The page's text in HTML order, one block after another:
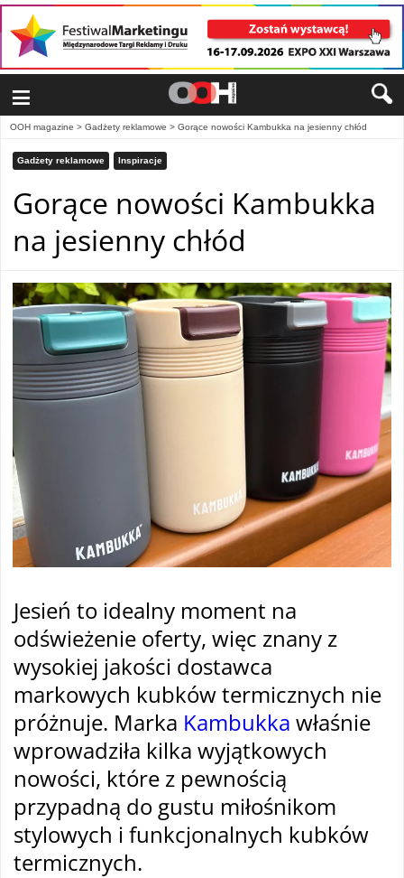
≡
OOH magazine > Gadżety reklamowe > Gorące nowości Kambukka na jesienny chłód
Gadżety reklamowe Inspiracje
Gorące nowości Kambukka
na jesienny chłód
Jesień to idealny moment na
odświeżenie oferty, więc znany z
wysokiej jakości dostawca
markowych kubków termicznych nie
próżnuje. Marka Kambukka właśnie
wprowadziła kilka wyjątkowych
nowości, które z pewnością
przypadną do gustu miłośnikom
stylowych i funkcjonalnych kubków
termicznych.